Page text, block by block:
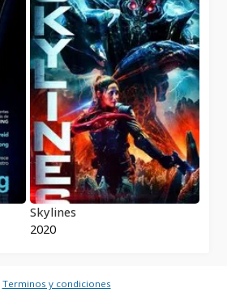
Skylines
2020
Terminos y condiciones